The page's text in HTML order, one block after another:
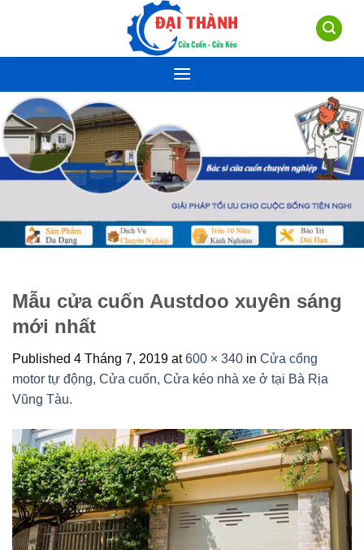
Mẫu cửa cuốn Austdoo xuyên sáng
mới nhất
Published 4 Tháng 7, 2019 at600 × 340 in Cửa cổng
motor tự động, Cửa cuốn, Cửa kéo nhà xe ở tại Bà Rịa
Vũng Tàu.